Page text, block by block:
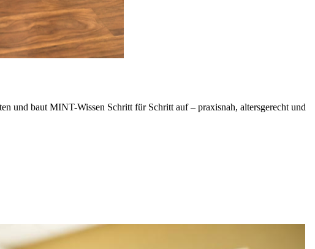
und baut MINT-Wissen Schritt für Schritt auf – praxisnah, altersgerecht und